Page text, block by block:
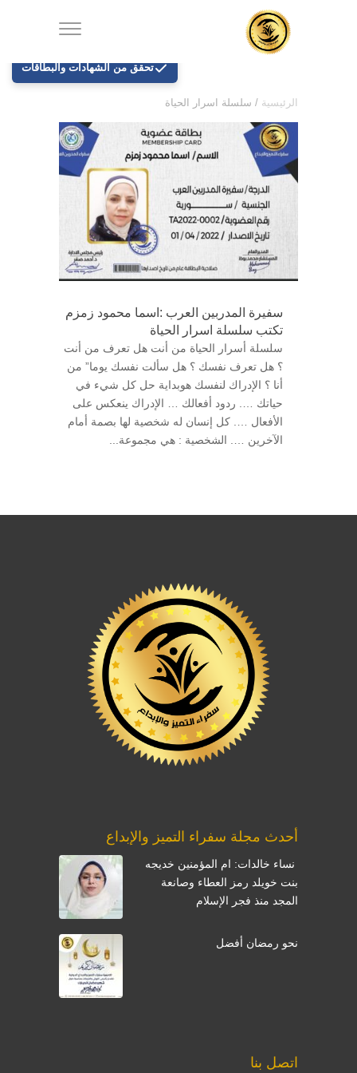
الرئيسية / سلسلة اسرار الحياة
سفيرة المدربين العرب :اسما محمود زمزم
تكتب سلسلة اسرار الحياة
سلسلة أسرار الحياة من أنت هل تعرف من أنت
؟ هل تعرف نفسك ؟ هل سألت نفسك يوما” من
أنا ؟ الإدراك لنفسك هوبداية حل كل شيء في
حياتك …. ردود أفعالك … الإدراك ينعكس على
الأفعال …. كل إنسان له شخصية لها بصمة أمام
الآخرين …. الشخصية : هي مجموعة...
أحدث مجلة سفراء التميز والإبداع
نساء خالدات: ام المؤمنين خديجه
بنت خويلد رمز العطاء وصانعة
المجد منذ فجر الإسلام
نحو رمضان أفضل
اتصل بنا
تحقق من الشهادات والبطاقات